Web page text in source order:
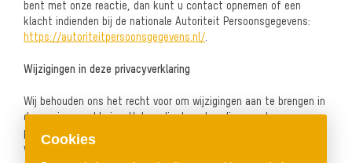
Cookies
bent met onze reactie, dan kunt u contact opnemen of een
klacht indienden bij de nationale Autoriteit Persoonsgegevens:
https://autoriteitpersoonsgegevens.nl/.
Wijzigingen in deze privacyverklaring
Wij behouden ons het recht voor om wijzigingen aan te brengen in
deze privacyverklaring. Het verdient aanbeveling om deze
privacyverklaring geregeld te raadplegen, zodat u van deze
wijzigingen op de hoogte bent.